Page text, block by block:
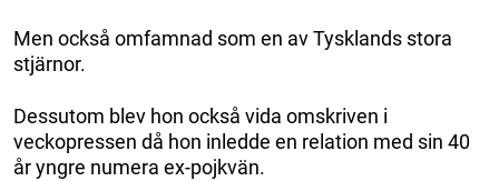
Men också omfamnad som en av Tysklands stora
stjärnor.
Dessutom blev hon också vida omskriven i
veckopressen då hon inledde en relation med sin 40
år yngre numera ex-pojkvän.